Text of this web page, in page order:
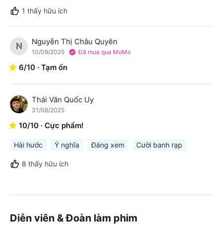
1 thấy hữu ích
N Nguyễn Thị Châu Quyên
10/09/2025 Đã mua qua MoMo
6/10 · Tạm ổn
T Thái Văn Quốc Uy
31/08/2025
10/10 · Cực phẩm!
Hài hước Ý nghĩa Đáng xem Cười banh rạp
8 thấy hữu ích
Diễn viên & Đoàn làm phim